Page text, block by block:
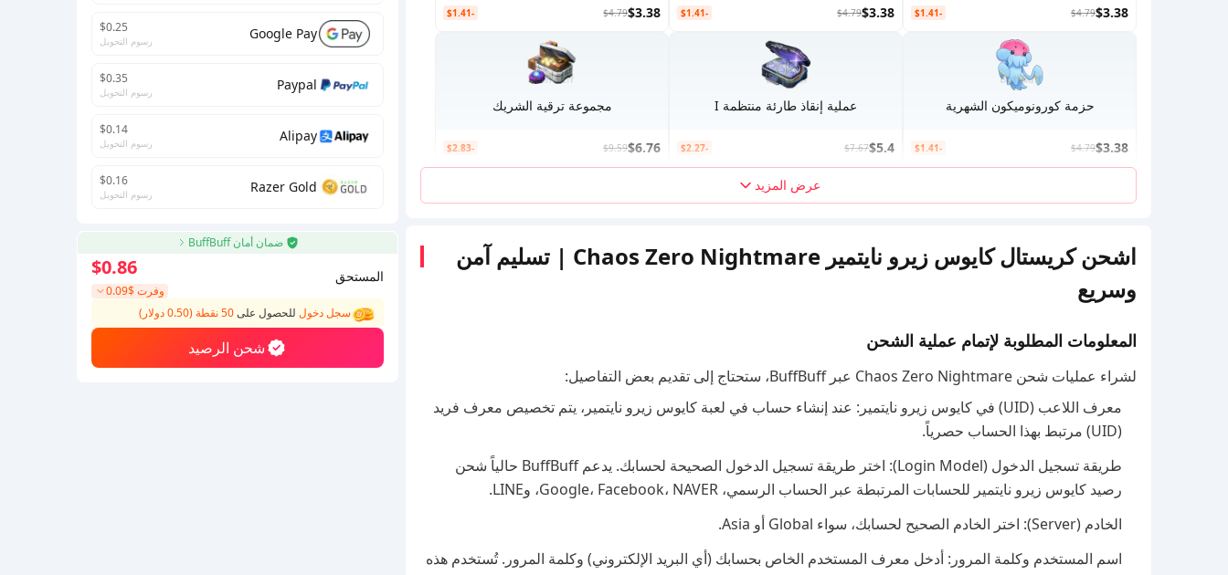
Google Pay
$0.25
رسوم التحويل
Paypal
$0.35
رسوم التحويل
Alipay
$0.14
رسوم التحويل
Razer Gold
$0.16
رسوم التحويل
ضمان أمان BuffBuff
المستحق
وفرت$0.09
$0.86
سجل دخول للحصول على50 نقطة (0.50 دولار)
شحن الرصيد
$3.38
$4.79
-$1.41
$3.38
$4.79
-$1.41
$3.38
$4.79
-$1.41
حزمة كورونوميكون الشهرية
$3.38
$4.79
-$1.41
عملية إنقاذ طارئة منتظمة I
$5.4
$7.67
-$2.27
مجموعة ترقية الشريك
$6.76
$9.59
-$2.83
عرض المزيد
اشحن كريستال كايوس زيرو نايتمير Chaos Zero Nightmare | تسليم آمن
وسريع
المعلومات المطلوبة لإتمام عملية الشحن
لشراء عمليات شحن Chaos Zero Nightmare عبر BuffBuff، ستحتاج إلى تقديم بعض التفاصيل:
معرف اللاعب (UID) في كايوس زيرو نايتمير: عند إنشاء حساب في لعبة كايوس زيرو نايتمير، يتم تخصيص معرف فريد
(UID) مرتبط بهذا الحساب حصرياً.
طريقة تسجيل الدخول (Login Model): اختر طريقة تسجيل الدخول الصحيحة لحسابك. يدعم BuffBuff حالياً شحن
رصيد كايوس زيرو نايتمير للحسابات المرتبطة عبر الحساب الرسمي، Google، Facebook، NAVER، وLINE.
الخادم (Server): اختر الخادم الصحيح لحسابك، سواء Global أو Asia.
اسم المستخدم وكلمة المرور: أدخل معرف المستخدم الخاص بحسابك (أي البريد الإلكتروني) وكلمة المرور. تُستخدم هذه